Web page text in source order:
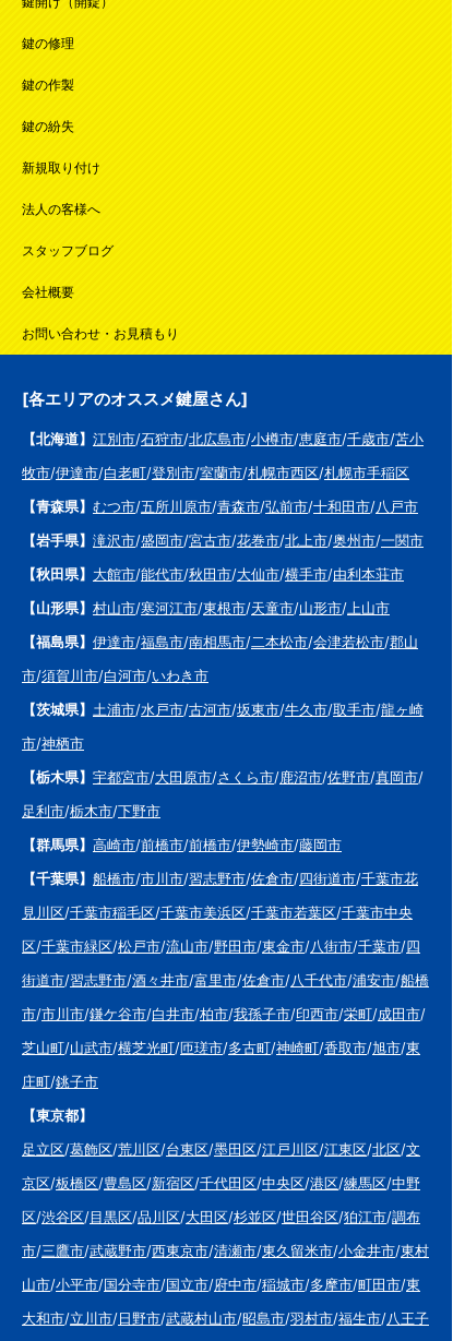
鍵の修理
鍵の作製
鍵の紛失
新規取り付け
法人の客様へ
スタッフブログ
会社概要
お問い合わせ・お見積もり
[各エリアのオススメ鍵屋さん]
【北海道】 江別市/石狩市/北広島市/小樽市/恵庭市/千歳市/苫小
牧市/伊達市/白老町/登別市/室蘭市/札幌市西区/札幌市手稲区
【青森県】 むつ市/五所川原市/青森市/弘前市/十和田市/八戸市
【岩手県】 滝沢市/盛岡市/宮古市/花巻市/北上市/奥州市/一関市
【秋田県】 大館市/能代市/秋田市/大仙市/横手市/由利本荘市
【山形県】 村山市/寒河江市/東根市/天童市/山形市/ 上山市
【福島県】 伊達市/福島市/南相馬市/二本松市/会津若松市/郡山
市/須賀川市/白河市/いわき市
【茨城県】 土浦市/水戸市/古河市/坂東市/牛久市/取手市/龍ヶ崎
市/神栖市
【栃木県】 宇都宮市/大田原市/さくら市/鹿沼市/佐野市/真岡市/
足利市/栃木市/下野市
【群馬県】 高崎市/前橋市/前橋市/伊勢崎市/藤岡市
【千葉県】 船橋市/市川市/習志野市/佐倉市/四街道市/千葉市花
見川区/千葉市稲毛区/千葉市美浜区/千葉市若葉区/千葉市中央
区/千葉市緑区/松戸市/流山市/野田市/東金市/八街市/千葉市/四
街道市/習志野市/酒々井市/富里市/佐倉市/八千代市/浦安市/船橋
市/市川市/鎌ケ谷市/白井市/柏市/我孫子市/印西市/栄町/成田市/
芝山町/山武市/横芝光町/匝瑳市/多古町/神崎町/香取市/旭市/東
庄町/銚子市
【東京都】
足立区/葛飾区/荒川区/台東区/墨田区/江戸川区/江東区/北区/文
京区/板橋区/豊島区/新宿区/千代田区/中央区/港区/練馬区/中野
区/渋谷区/目黒区/品川区/大田区/杉並区/世田谷区/狛江市/調布
市/三鷹市/武蔵野市/西東京市/清瀬市/東久留米市/小金井市/東村
山市/小平市/国分寺市/国立市/府中市/稲城市/多摩市/町田市/東
大和市/立川市/日野市/武蔵村山市/昭島市/羽村市/福生市/八王子